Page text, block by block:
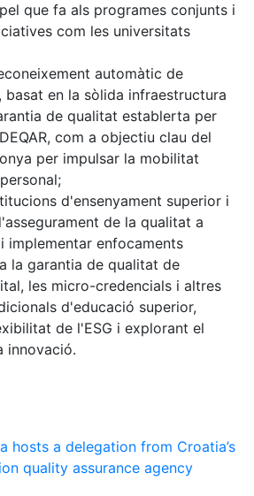
que fa als programes conjunts i
com les universitats
automàtic de
basat en la sòlida infraestructura
de qualitat establerta per
com a objectiu clau del
per impulsar la mobilitat
d'ensenyament superior i
de la qualitat a
implementar enfocaments
la garantia de qualitat de
les micro-credencials i altres
d'educació superior,
de l'ESG i explorant el
innovació.
hosts a delegation from Croatia’s
quality assurance agency